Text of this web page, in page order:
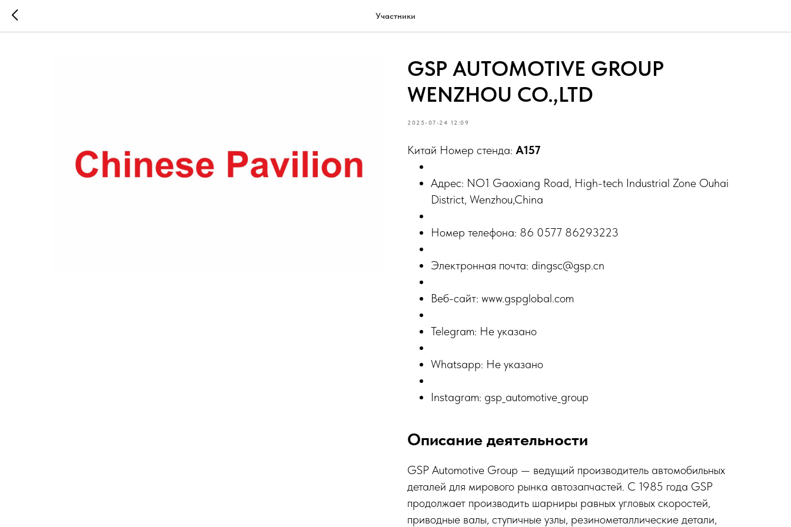
Участники
GSP AUTOMOTIVE GROUP
WENZHOU CO.,LTD
2025-07-24 12:09
Китай Номер стенда: A157
Адрес: NO1 Gaoxiang Road, High-tech Industrial Zone Ouhai
District, Wenzhou,China
Номер телефона: 86 0577 86293223
Электронная почта: dingsc@gsp.cn
Веб-сайт: www.gspglobal.com
Telegram: Не указано
Whatsapp: Не указано
Instagram: gsp_automotive_group
Описание деятельности
GSP Automotive Group — ведущий производитель автомобильных
деталей для мирового рынка автозапчастей. С 1985 года GSP
продолжает производить шарниры равных угловых скоростей,
приводные валы, ступичные узлы, резинометаллические детали,